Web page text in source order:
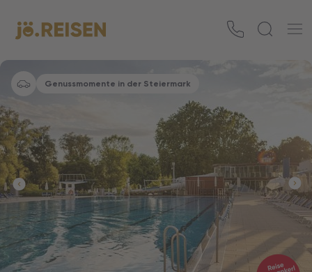
Genussmomente in der Steiermark